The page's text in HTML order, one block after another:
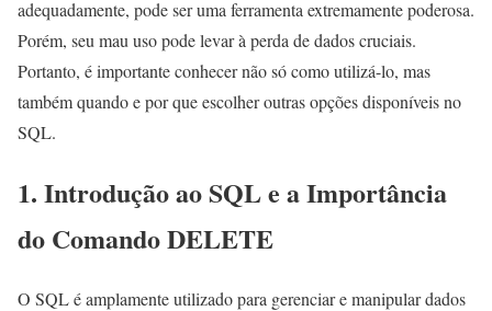
adequadamente, pode ser uma ferramenta extremamente poderosa.
Porém, seu mau uso pode levar à perda de dados cruciais.
Portanto, é importante conhecer não só como utilizá-lo, mas
também quando e por que escolher outras opções disponíveis no
SQL.
1. Introdução ao SQL e a Importância
do Comando DELETE
O SQL é amplamente utilizado para gerenciar e manipular dados